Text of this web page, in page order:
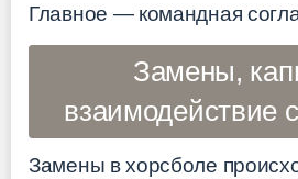
Главное — командная
Замены,
взаимодействие
Замены в хорсболе